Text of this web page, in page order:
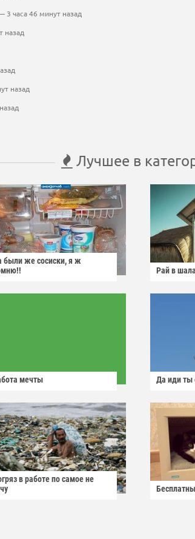
3 часа 46 минут назад
назад
назад
Лучшее в
были же сосиски, я ж
Рай в
мечты Да иди ты
в работе по самое не